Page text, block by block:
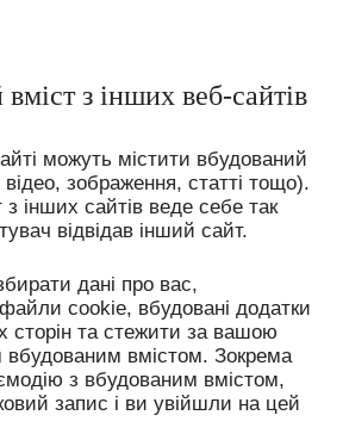
з інших веб-сайтів
можуть містити вбудований
зображення, статті тощо).
інших сайтів веде себе так
відвідав інший сайт.
дані про вас,
cookie, вбудовані додатки
сторін та стежити за вашою
вмістом. Зокрема
з вбудованим вмістом,
запис і ви увійшли на цей